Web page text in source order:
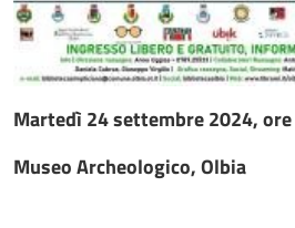
Martedì 24 settembre 2024,
Museo Archeologico, Olbia